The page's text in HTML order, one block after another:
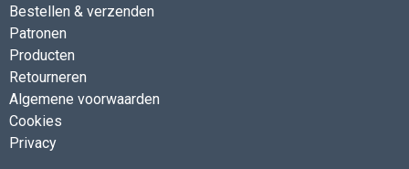
Bestellen & verzenden
Patronen
Producten
Retourneren
Algemene voorwaarden
Cookies
Privacy